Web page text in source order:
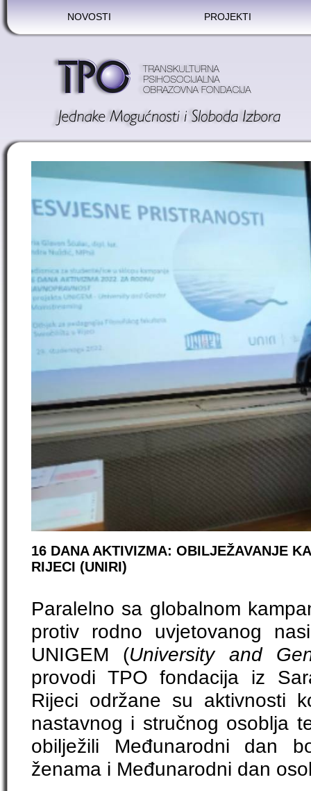
NOVOSTI PROJEKTI
16 DANA AKTIVIZMA: OBILJEŽAVANJE
RIJECI (UNIRI)
Paralelno sa globalnom
protiv rodno uvjetovanog
UNIGEM (University and
provodi TPO fondacija iz
Rijeci održane su aktivnosti
nastavnog i stručnog osoblja
obilježili Međunarodni dan
ženama i Međunarodni dan